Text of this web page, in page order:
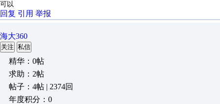
可以
回复 引用 举报
海大360
关注 私信
精华：0帖
求助：2帖
帖子：4帖 | 2374回
年度积分：0